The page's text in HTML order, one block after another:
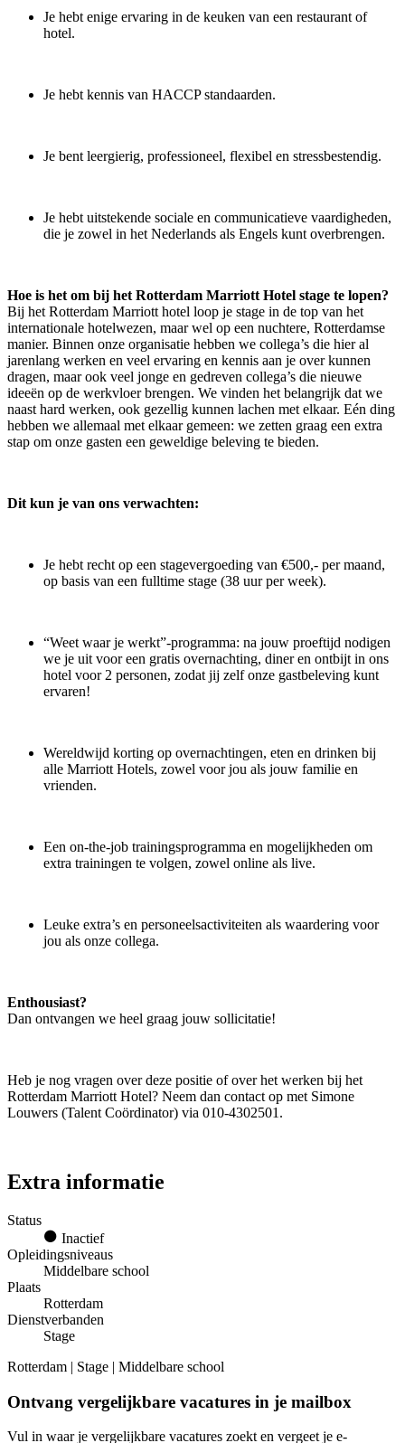
Je hebt enige ervaring in de keuken van een restaurant of
hotel.
Je hebt kennis van HACCP standaarden.
Je bent leergierig, professioneel, flexibel en stressbestendig.
Je hebt uitstekende sociale en communicatieve vaardigheden,
die je zowel in het Nederlands als Engels kunt overbrengen.
Hoe is het om bij het Rotterdam Marriott Hotel stage te lopen?
Bij het Rotterdam Marriott hotel loop je stage in de top van het
internationale hotelwezen, maar wel op een nuchtere, Rotterdamse
manier. Binnen onze organisatie hebben we collega’s die hier al
jarenlang werken en veel ervaring en kennis aan je over kunnen
dragen, maar ook veel jonge en gedreven collega’s die nieuwe
ideeën op de werkvloer brengen. We vinden het belangrijk dat we
naast hard werken, ook gezellig kunnen lachen met elkaar. Eén ding
hebben we allemaal met elkaar gemeen: we zetten graag een extra
stap om onze gasten een geweldige beleving te bieden.
Dit kun je van ons verwachten:
Je hebt recht op een stagevergoeding van €500,- per maand,
op basis van een fulltime stage (38 uur per week).
“Weet waar je werkt”-programma: na jouw proeftijd nodigen
we je uit voor een gratis overnachting, diner en ontbijt in ons
hotel voor 2 personen, zodat jij zelf onze gastbeleving kunt
ervaren!
Wereldwijd korting op overnachtingen, eten en drinken bij
alle Marriott Hotels, zowel voor jou als jouw familie en
vrienden.
Een on-the-job trainingsprogramma en mogelijkheden om
extra trainingen te volgen, zowel online als live.
Leuke extra’s en personeelsactiviteiten als waardering voor
jou als onze collega.
Enthousiast?
Dan ontvangen we heel graag jouw sollicitatie!
Heb je nog vragen over deze positie of over het werken bij het
Rotterdam Marriott Hotel? Neem dan contact op met Simone
Louwers (Talent Coördinator) via 010-4302501.
Extra informatie
Status
Inactief
Opleidingsniveaus
Middelbare school
Plaats
Rotterdam
Dienstverbanden
Stage
Rotterdam | Stage | Middelbare school
Ontvang vergelijkbare vacatures in je mailbox
Vul in waar je vergelijkbare vacatures zoekt en vergeet je e-